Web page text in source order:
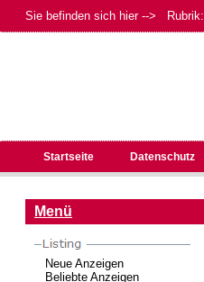
Sie befinden sich hier --> Rubrik:
Startseite Datenschutz
Menü
Neue Anzeigen
Beliebte Anzeigen